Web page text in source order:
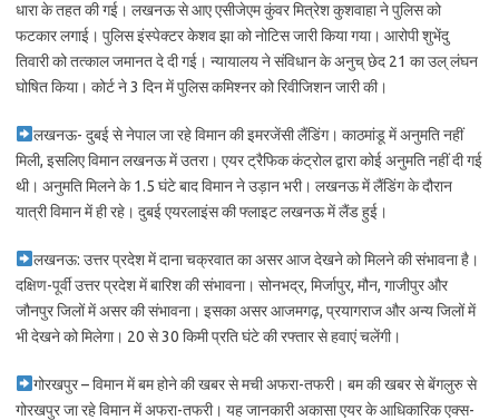
धारा के तहत की गई। लखनऊ से आए एसीजेएम कुंवर मित्रेश कुशवाहा ने पुलिस को
फटकार लगाई। पुलिस इंस्पेक्टर केशव झा को नोटिस जारी किया गया। आरोपी शुभेंदु
तिवारी को तत्काल जमानत दे दी गई। न्यायालय ने संविधान के अनुच् छेद 21 का उल् लंघन
घोषित किया। कोर्ट ने 3 दिन में पुलिस कमिश्नर को रिवीजिशन जारी की।
लखनऊ- दुबई से नेपाल जा रहे विमान की इमरजेंसी लैंडिंग। काठमांडू में अनुमति नहीं
मिली, इसलिए विमान लखनऊ में उतरा। एयर ट्रैफिक कंट्रोल द्वारा कोई अनुमति नहीं दी गई
थी। अनुमति मिलने के 1.5 घंटे बाद विमान ने उड़ान भरी। लखनऊ में लैंडिंग के दौरान
यात्री विमान में ही रहे। दुबई एयरलाइंस की फ्लाइट लखनऊ में लैंड हुई।
लखनऊ: उत्तर प्रदेश में दाना चक्रवात का असर आज देखने को मिलने की संभावना है।
दक्षिण-पूर्वी उत्तर प्रदेश में बारिश की संभावना। सोनभद्र, मिर्जापुर, मौन, गाजीपुर और
जौनपुर जिलों में असर की संभावना। इसका असर आजमगढ़, प्रयागराज और अन्य जिलों में
भी देखने को मिलेगा। 20 से 30 किमी प्रति घंटे की रफ्तार से हवाएं चलेंगी।
गोरखपुर – विमान में बम होने की खबर से मची अफरा-तफरी। बम की खबर से बेंगलुरु से
गोरखपुर जा रहे विमान में अफरा-तफरी। यह जानकारी अकासा एयर के आधिकारिक एक्स-